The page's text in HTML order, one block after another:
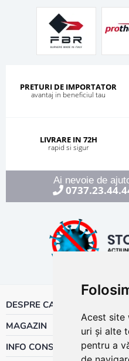
Acest site
uri și alte
pentru a
PRETURI DE IMPORTATOR
avantaj in beneficiul tau
LIVRARE IN 72H
rapid si sigur
Ai nevoie de
DESPRE CALOR
MAGAZIN
INFO CONSUMATOR